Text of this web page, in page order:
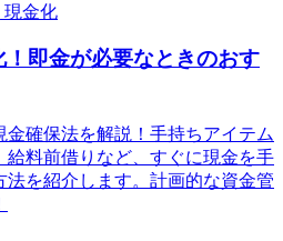
現金化
即金が必要なときのおす
確保法を解説！手持ちアイテム
料前借りなど、すぐに現金を手
を紹介します。計画的な資金管